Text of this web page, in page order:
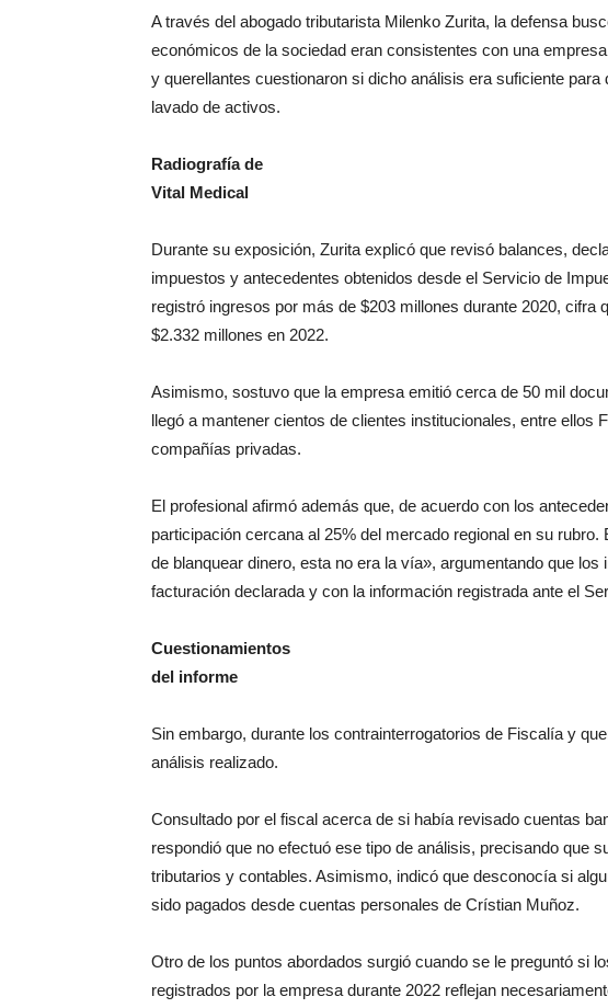
A través del abogado tributarista Milenko Zurita, la defensa
económicos de la sociedad eran consistentes con una
y querellantes cuestionaron si dicho análisis era suficiente
lavado de activos.
Radiografía de
Vital Medical
Durante su exposición, Zurita explicó que revisó balances,
impuestos y antecedentes obtenidos desde el Servicio de
registró ingresos por más de $203 millones durante 2020, cifra
$2.332 millones en 2022.
Asimismo, sostuvo que la empresa emitió cerca de 50 mil
llegó a mantener cientos de clientes institucionales, entre ellos
compañías privadas.
El profesional afirmó además que, de acuerdo con los
participación cercana al 25% del mercado regional en su
de blanquear dinero, esta no era la vía», argumentando que
facturación declarada y con la información registrada ante el
Cuestionamientos
del informe
Sin embargo, durante los contrainterrogatorios de Fiscalía y
análisis realizado.
Consultado por el fiscal acerca de si había revisado cuentas
respondió que no efectuó ese tipo de análisis, precisando que
tributarios y contables. Asimismo, indicó que desconocía si
sido pagados desde cuentas personales de Crístian Muñoz.
Otro de los puntos abordados surgió cuando se le preguntó si
registrados por la empresa durante 2022 reflejan